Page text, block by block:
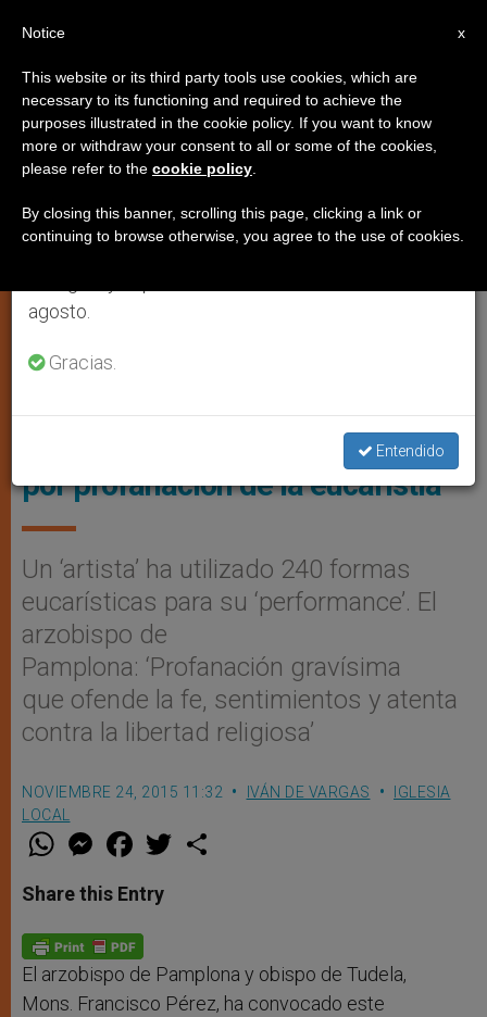
IGLESIA LOCAL
Pamplona: misas de reparación
por profanación de la eucaristía
Un ‘artista’ ha utilizado 240 formas
eucarísticas para su ‘performance’. El
arzobispo de
Pamplona: ‘Profanación gravísima
que ofende la fe, sentimientos y atenta
contra la libertad religiosa’
NOVIEMBRE 24, 2015 11:32 IVÁN DE VARGAS
IGLESIA
LOCAL
W
t
s
p
p
M
e
s
e
g
e
r
F
a
e
b
o
k
w
Share this Entry
El arzobispo de Pamplona y obispo de Tudela,
Mons. Francisco Pérez, ha convocado este
×
Aviso importante
Del 27 de julio al 7 de agosto haremos la pausa
anual, aprovechando que en el periodo de verano
se generan menos informaciones y también el
agosto.
Gracias.
Entendido
x
Notice
This website or its third party tools use cookies, which are
necessary to its functioning and required to achieve the
purposes illustrated in the cookie policy. If you want to know
more or withdraw your consent to all or some of the cookies,
please refer to the cookie policy
By closing this banner, scrolling this page, clicking a link or
continuing to browse otherwise, you agree to the use of cookies.